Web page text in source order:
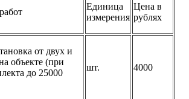
Единица
измерения
Цена в
рублях
от двух и
объекте (при
до 25000
шт. 4000